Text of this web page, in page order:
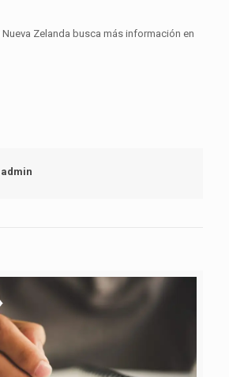
Zelanda busca más información en
admin